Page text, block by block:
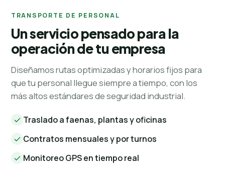
TRANSPORTE DE PERSONAL
Un servicio pensado para la
operación de tu empresa
Diseñamos rutas optimizadas y horarios fijos para
que tu personal llegue siempre a tiempo, con los
más altos estándares de seguridad industrial.
Traslado a faenas, plantas y oficinas
Contratos mensuales y por turnos
Monitoreo GPS en tiempo real